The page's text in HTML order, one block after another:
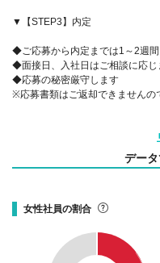
▼【STEP3】内定
◆ご応募から内定までは1～2週
◆面接日、入社日はご相談に応
◆応募の秘密厳守します
※応募書類はご返却できませんの
デー
女性社員の割合